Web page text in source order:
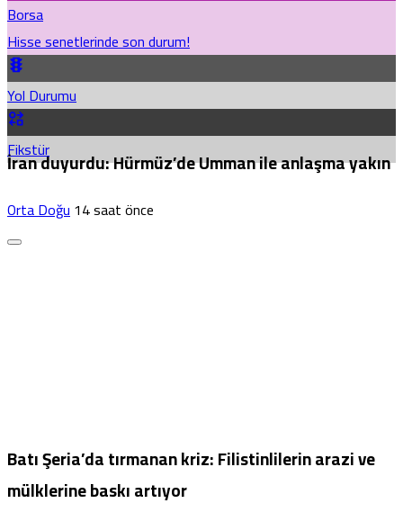
Borsa
Hisse senetlerinde son durum!
Yol Durumu
Fikstür
İran duyurdu: Hürmüz’de Umman ile anlaşma yakın
Orta Doğu14 saat önce
Batı Şeria’da tırmanan kriz: Filistinlilerin arazi ve
mülklerine baskı artıyor